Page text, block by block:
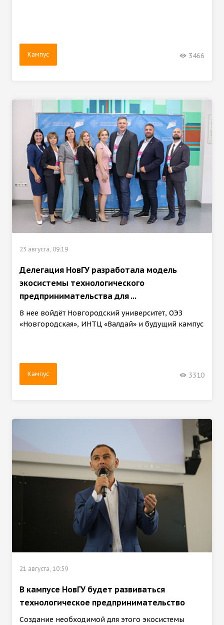
Кампус 3466
23 августа, 09:19
Делегация НовГУ разработала модель
экосистемы технологического
предпринимательства для ...
В нее войдёт Новгородский университет, ОЭЗ
«Новгородская», ИНТЦ «Валдай» и будущий кампус
Кампус 3310
21 августа, 10:59
В кампусе НовГУ будет развиваться
технологическое предпринимательство
Создание необходимой для этого экосистемы